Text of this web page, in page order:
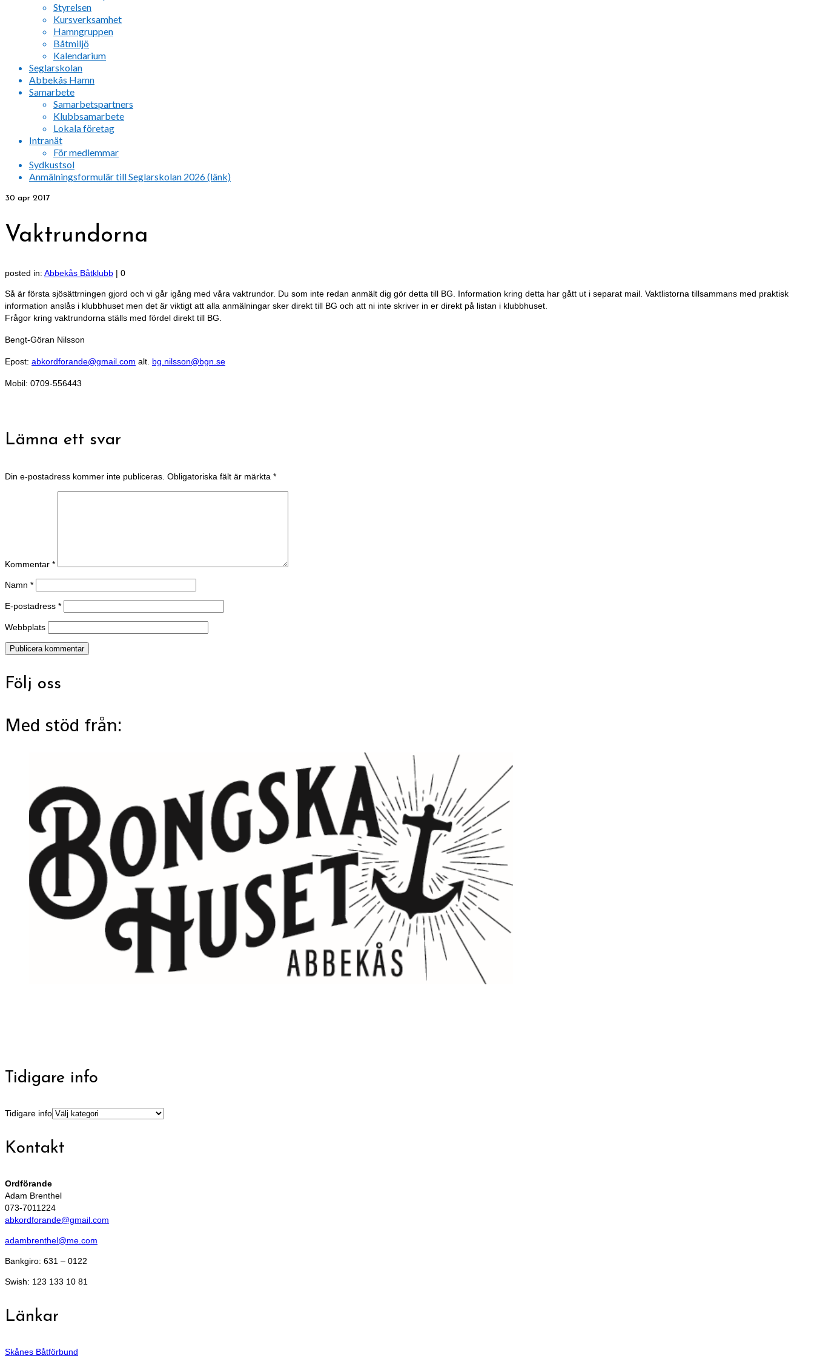
Styrelsen
Kursverksamhet
Hamngruppen
Båtmiljö
Kalendarium
Seglarskolan
Abbekås Hamn
Samarbete
Samarbetspartners
Klubbsamarbete
Lokala företag
Intranät
För medlemmar
Sydkustsol
Anmälningsformulär till Seglarskolan 2026 (länk)
30 apr 2017
Vaktrundorna
posted in: Abbekås Båtklubb | 0
Så är första sjösättrningen gjord och vi går igång med våra vaktrundor. Du som inte redan anmält dig gör detta till BG. Information kring detta har gått ut i separat mail. Vaktlistorna tillsammans med praktisk
information anslås i klubbhuset men det är viktigt att alla anmälningar sker direkt till BG och att ni inte skriver in er direkt på listan i klubbhuset.
Frågor kring vaktrundorna ställs med fördel direkt till BG.
Bengt-Göran Nilsson
Epost: abkordforande@gmail.com alt. bg.nilsson@bgn.se
Mobil: 0709-556443
Lämna ett svar
Din e-postadress kommer inte publiceras. Obligatoriska fält är märkta *
Kommentar *
Namn *
E-postadress *
Webbplats
Följ oss
Med stöd från:
Tidigare info
Tidigare info
Kontakt
Ordförande
Adam Brenthel
073-7011224
abkordforande@gmail.com
adambrenthel@me.com
Bankgiro: 631 – 0122
Swish: 123 133 10 81
Länkar
Skånes Båtförbund